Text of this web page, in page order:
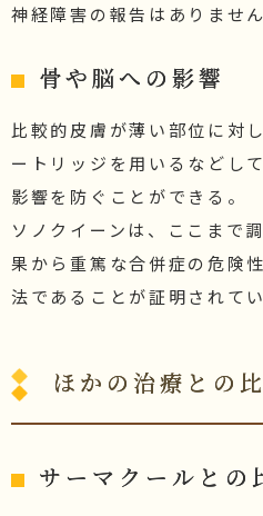
神経障害の報告はありません
骨や脳への影響
比較的皮膚が薄い部位に対
ートリッジを用いるなどし
影響を防ぐことができる。
ソノクイーンは、ここまで
果から重篤な合併症の危険
法であることが証明されてい
ほかの治療との
サーマクールとの